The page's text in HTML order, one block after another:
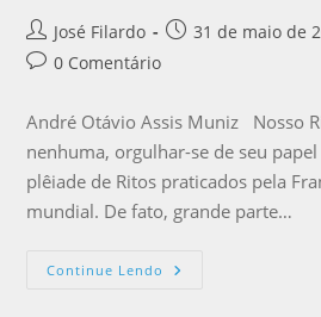
José Filardo 31 de maio de
0 Comentário
André Otávio Assis Muniz Nosso
nenhuma, orgulhar-se de seu
plêiade de Ritos praticados pela
mundial. De fato, grande parte…
Continue Lendo